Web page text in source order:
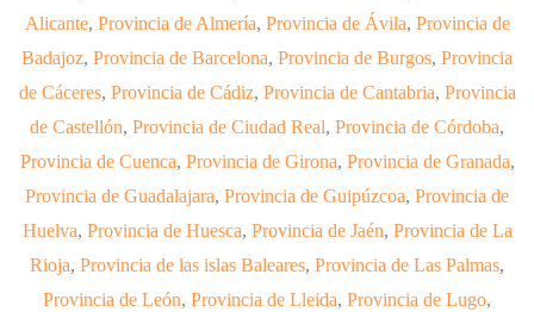
Alicante, Provincia de Almería, Provincia de Ávila, Provincia de
Badajoz, Provincia de Barcelona, Provincia de Burgos, Provincia
de Cáceres, Provincia de Cádiz, Provincia de Cantabria, Provincia
de Castellón, Provincia de Ciudad Real, Provincia de Córdoba,
Provincia de Cuenca, Provincia de Girona, Provincia de Granada,
Provincia de Guadalajara, Provincia de Guipúzcoa, Provincia de
Huelva, Provincia de Huesca, Provincia de Jaén, Provincia de La
Rioja, Provincia de las islas Baleares, Provincia de Las Palmas,
Provincia de León, Provincia de Lleida, Provincia de Lugo,